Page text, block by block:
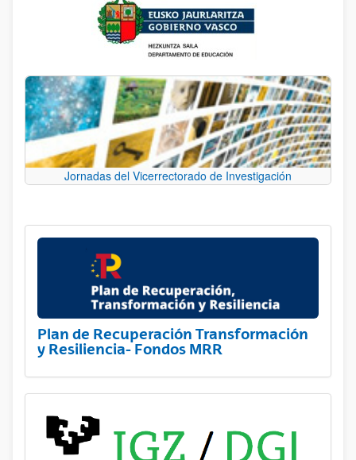
Jornadas del Vicerrectorado de Investigación
Plan de Recuperación Transformación
y Resiliencia- Fondos MRR